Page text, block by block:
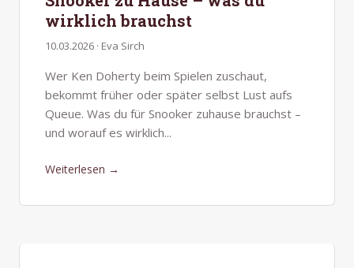
wirklich brauchst
10.03.2026 · Eva Sirch
Wer Ken Doherty beim Spielen zuschaut,
bekommt früher oder später selbst Lust aufs
Queue. Was du für Snooker zuhause brauchst –
und worauf es wirklich...
Weiterlesen →